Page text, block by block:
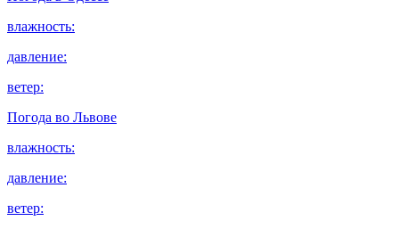
влажность:
давление:
ветер:
Погода во Львове
влажность:
давление:
ветер: